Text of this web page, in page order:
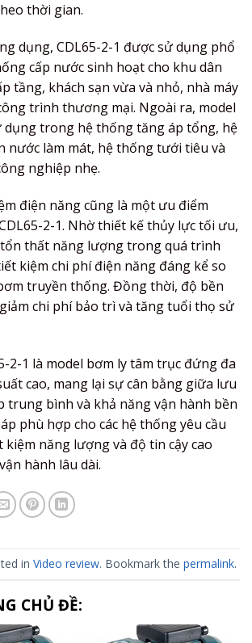
thời gian.
dụng, CDL65-2-1 được sử dụng phổ
cấp nước sinh hoạt cho khu dân
tầng, khách sạn vừa và nhỏ, nhà máy
trình thương mại. Ngoài ra, model
dụng trong hệ thống tăng áp tổng, hệ
nước làm mát, hệ thống tưới tiêu và
nghiệp nhẹ.
điện năng cũng là một ưu điểm
2-1. Nhờ thiết kế thủy lực tối ưu,
thất năng lượng trong quá trình
kiệm chi phí điện năng đáng kể so
truyền thống. Đồng thời, độ bền
chi phí bảo trì và tăng tuổi thọ sử
2-1 là model bơm ly tâm trục đứng đa
cao, mang lại sự cân bằng giữa lưu
trung bình và khả năng vận hành bền
phù hợp cho các hệ thống yêu cầu
năng lượng và độ tin cậy cao
hành lâu dài.
in Video review. Bookmark the permalink.
CHỦ ĐỀ: